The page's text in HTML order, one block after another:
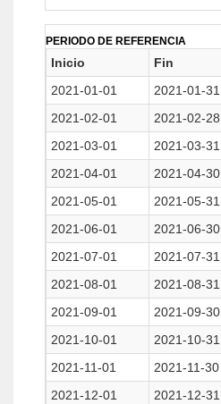
PERIODO DE REFERENCIA
Inicio Fin
2021-01-01
2021-01-31
2021-02-01
2021-02-28
2021-03-01
2021-03-31
2021-04-01
2021-04-30
2021-05-01
2021-05-31
2021-06-01
2021-06-30
2021-07-01
2021-07-31
2021-08-01
2021-08-31
2021-09-01
2021-09-30
2021-10-01
2021-10-31
2021-11-01
2021-11-30
2021-12-01
2021-12-31